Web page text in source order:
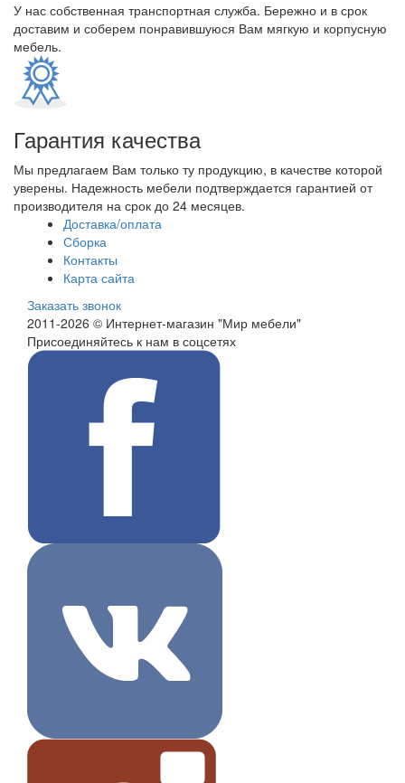
У нас собственная транспортная служба. Бережно и в срок
доставим и соберем понравившуюся Вам мягкую и корпусную
мебель.
Гарантия качества
Мы предлагаем Вам только ту продукцию, в качестве которой
уверены. Надежность мебели подтверждается гарантией от
производителя на срок до 24 месяцев.
Доставка/оплата
Сборка
Контакты
Карта сайта
Заказать звонок
2011-2026 © Интернет-магазин "Мир мебели"
Присоединяйтесь к нам в соцсетях